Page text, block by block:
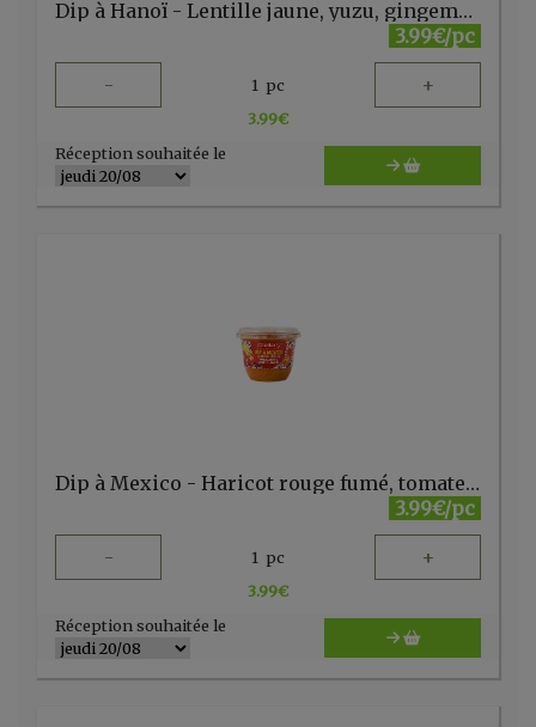
Dip à Hanoï - Lentille jaune, yuzu, gingembre confit & piment vert (150 gr)
3.99€/pc
- 1 pc +
3.99€
Réception souhaitée le
Dip à Mexico - Haricot rouge fumé, tomate, ananas & piment Habanero (150 gr) Atelier V
3.99€/pc
- 1 pc +
3.99€
Réception souhaitée le